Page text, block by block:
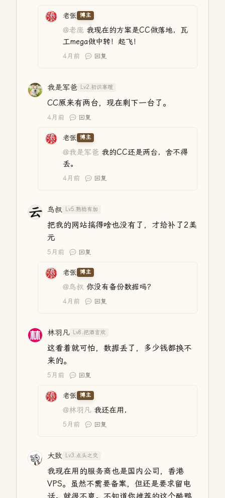
老张 博主
@老庞 我现在的方案是CC做落地，瓦
工mega做中转！起飞！
4月前 回复
我是军爸 Lv2.初识寒暄
CC原来有两台，现在剩下一台了。
4月前 回复
老张 博主
@我是军爸 我的CC还是两台，舍不得
丢。
4月前 回复
鸟叔 Lv5.熟稔有加
把我的网站搞得啥也没有了，才给补了2美
元
5月前 回复
老张 博主
@鸟叔 你没有备份数据吗？
4月前 回复
林羽凡 Lv8.把酒言欢
这看着就可怕，数据丢了，多少钱都换不
来的。
5月前 回复
老张 博主
@林羽凡 我还在用，
5月前 回复
大致 Lv3.点头之交
我现在用的服务商也是国内公司，香港
VPS。虽然不需要备案，但还是要求留电